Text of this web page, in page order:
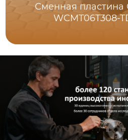
Сменная пластина
WCMT06T308-